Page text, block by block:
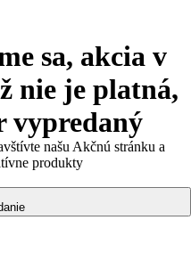
sa, akcia v
nie je platná,
vypredaný
našu Akčnú stránku a
produkty